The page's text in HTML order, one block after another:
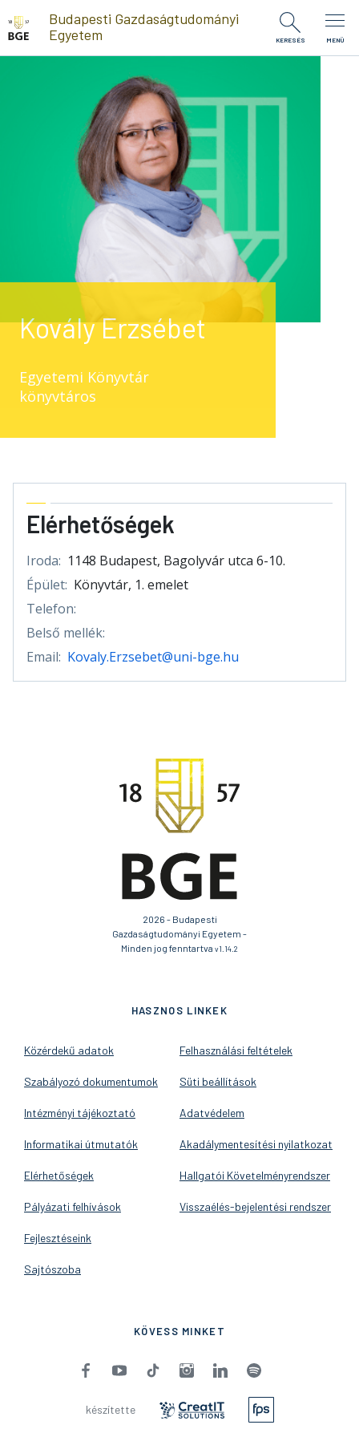
Ugrás a tartalomra
Budapesti Gazdaságtudományi
Egyetem
KERESÉS MENÜ
Kovály Erzsébet
Egyetemi Könyvtár
könyvtáros
Elérhetőségek
Iroda: 1148 Budapest, Bagolyvár utca 6-10.
Épület: Könyvtár, 1. emelet
Telefon:
Belső mellék:
Email: Kovaly.Erzsebet@uni-bge.hu
2026 - Budapesti
Gazdaságtudományi Egyetem -
Minden jog fenntartva v1.14.2
HASZNOS LINKEK
Közérdekű adatok
Szabályozó dokumentumok
Intézményi tájékoztató
Informatikai útmutatók
Elérhetőségek
Pályázati felhívások
Fejlesztéseink
Sajtószoba
Felhasználási feltételek
Süti beállítások
Adatvédelem
Akadálymentesítési nyilatkozat
Hallgatói Követelményrendszer
Visszaélés-bejelentési rendszer
KÖVESS MINKET
készítette